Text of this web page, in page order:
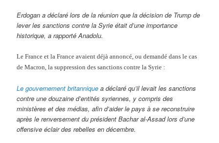
Erdogan a déclaré lors de la réunion que la décision de Trump de
lever les sanctions contre la Syrie était d’une importance
historique, a rapporté Anadolu.
Le France et la France avaient déjà annoncé, ou demandé dans le cas
de Macron, la suppression des sanctions contre la Syrie :
Le gouvernement britannique a déclaré qu’il levait les sanctions
contre une douzaine d’entités syriennes, y compris des
ministères et des médias, afin d’aider le pays à se reconstruire
après le renversement du président Bachar al-Assad lors d’une
offensive éclair des rebelles en décembre.